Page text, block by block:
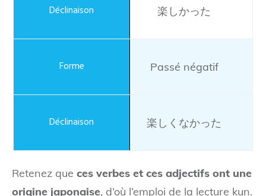
楽しかった
Passé négatif
楽しくなかった
Retenez que ces verbes et ces adjectifs ont une
origine japonaise, d’où l’emploi de la lecture kun.